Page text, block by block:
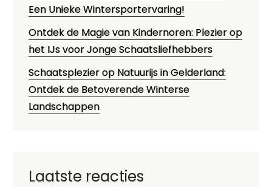
Een Unieke Wintersportervaring!
Ontdek de Magie van Kindernoren: Plezier op
het IJs voor Jonge Schaatsliefhebbers
Schaatsplezier op Natuurijs in Gelderland:
Ontdek de Betoverende Winterse
Landschappen
Laatste reacties